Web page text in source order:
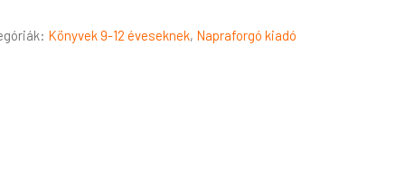
Könyvek 9-12 éveseknek, Napraforgó kiadó